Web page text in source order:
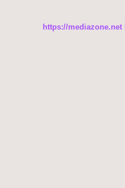
https://mediazone.net